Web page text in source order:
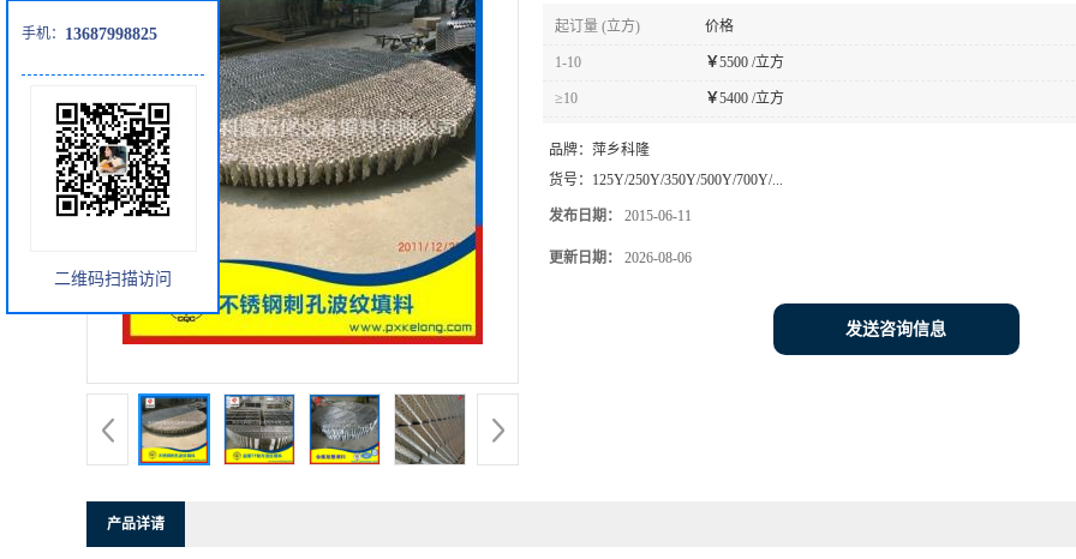
品
厅
起订量 (立方) 价格
1-10 ￥5500 /立方
≥10 ￥5400 /立方
品牌： 萍乡科隆
货号： 125Y/250Y/350Y/500Y/700Y/...
发布日期： 2015-06-11
更新日期： 2026-08-06
发送咨询信息
产品详请
手机： 13687998825
二维码扫描访问